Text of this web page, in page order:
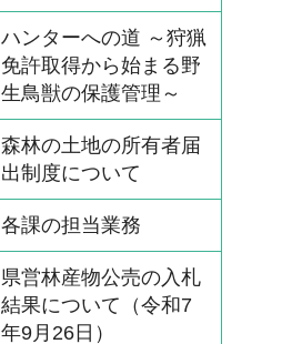
ハンターへの道 ～狩猟
免許取得から始まる野
生鳥獣の保護管理～
森林の土地の所有者届
出制度について
各課の担当業務
県営林産物公売の入札
結果について（令和7
年9月26日）